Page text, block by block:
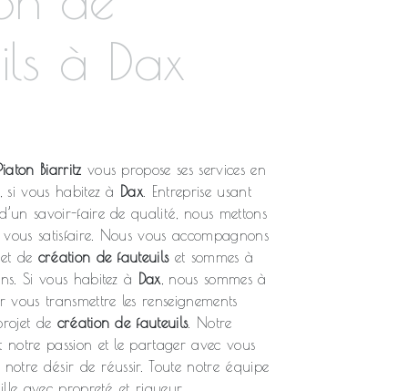
à Dax
Biarritz vous propose ses services en
, si vous habitez à Dax . Entreprise usant
savoir-faire de qualité, nous mettons
satisfaire. Nous vous accompagnons
de création de fauteuilset sommes à
Si vous habitez à Dax , nous sommes à
vous transmettre les renseignements
de création de fauteuils. Notre
notre passion et le partager avec vous
désir de réussir. Toute notre équipe